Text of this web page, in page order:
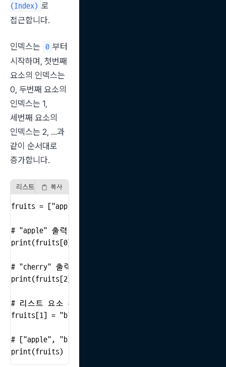
(Index) 로
접근합니다.
인덱스는 0 부터
시작하며, 첫번째
요소의 인덱스는
0, 두번째 요소의
인덱스는 1,
세번째 요소의
인덱스는 2, ...과
같이 순서대로
증가합니다.
리스트 요소 접근 및 값 수정 예시
복사
fruits = ["apple", "banana", "cherry"]
# "apple" 출력
print(fruits[0])
# "cherry" 출력
print(fruits[2])
# 리스트 요소 수정
fruits[1] = "blueberry"
# ["apple", "blueberry", "cherry"] 출력
print(fruits)